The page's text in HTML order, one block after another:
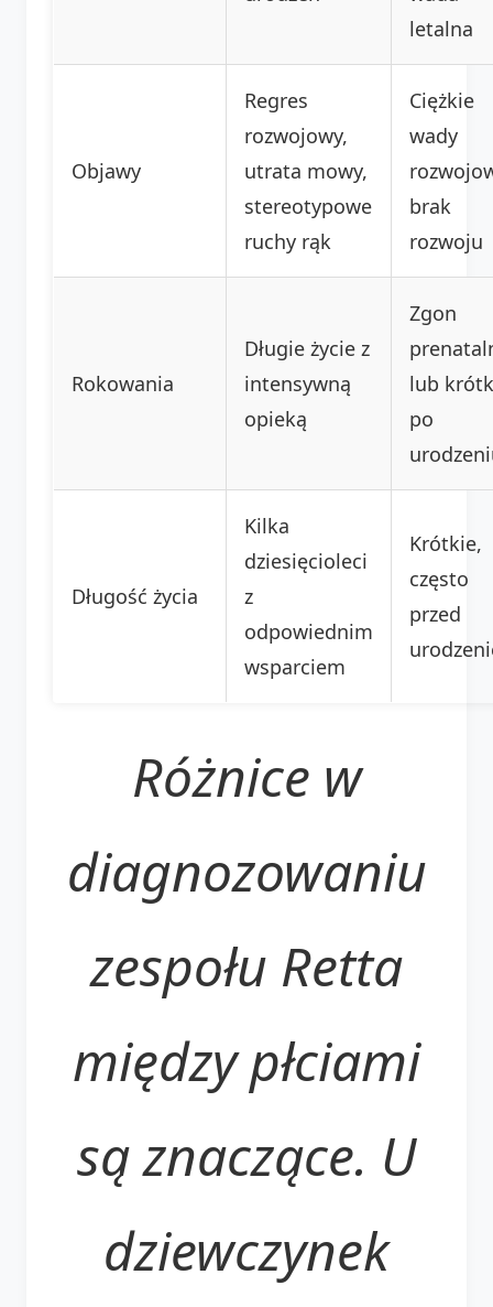
letalna
Objawy
Regres
rozwojowy,
utrata mowy,
stereotypowe
ruchy rąk
Ciężkie
wady
brak
rozwoju
Rokowania
Długie życie z
intensywną
opieką
Zgon
lub
po
Długość życia
Kilka
dziesięcioleci
z
odpowiednim
wsparciem
Krótkie,
często
przed
Różnice w
diagnozowaniu
zespołu Retta
między płciami
są znaczące. U
dziewczynek